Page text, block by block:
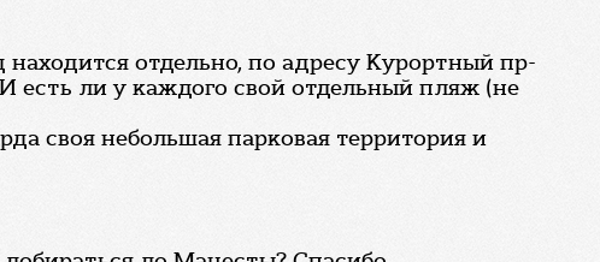
отдельно, по адресу Курортный пр-
есть ли у каждого свой отдельный пляж (не
своя небольшая парковая территория и